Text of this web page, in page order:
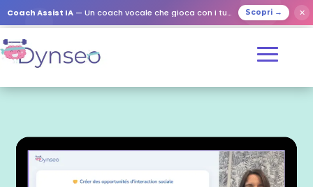
Coach Assist IA — Un coach vocale che gioca con i tuoi cari Scopri → ✕